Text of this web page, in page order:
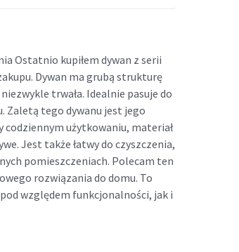
Ostatnio kupiłem dywan z serii
Dywan ma grubą strukturę
trwała. Idealnie pasuje do
Zaletą tego dywanu jest jego
codziennym użytkowaniu, materiał
Jest także łatwy do czyszczenia,
pomieszczeniach. Polecam ten
rozwiązania do domu. To
względem funkcjonalności, jak i